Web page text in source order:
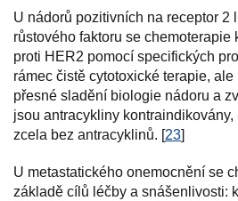
U nádorů pozitivních na receptor 2
růstového faktoru se chemoterapie
proti HER2 pomocí specifických
rámec čistě cytotoxické terapie,
přesné sladění biologie nádoru a
jsou antracykliny
zcela bez antracyklinů. [23]
U metastatického onemocnění se
základě cílů léčby a snášenlivosti: